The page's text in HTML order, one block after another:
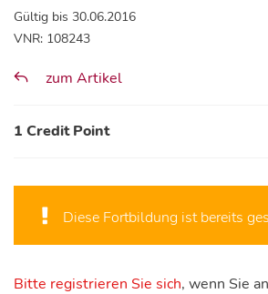
Gültig bis 30.06.2016
VNR: 108243
zum Artikel
1 Credit Point
Diese Fortbildung ist bereits
Bitte registrieren Sie sich, wenn Sie